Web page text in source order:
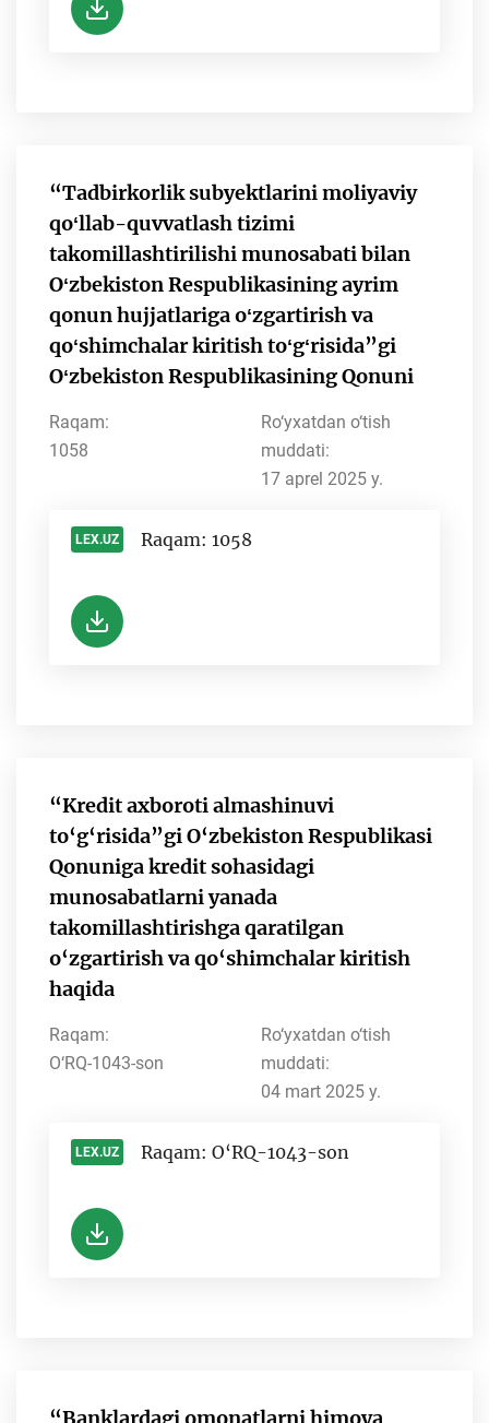
“Tadbirkorlik subyektlarini moliyaviy
qoʻllab-quvvatlash tizimi
takomillashtirilishi munosabati bilan
Oʻzbekiston Respublikasining ayrim
qonun hujjatlariga oʻzgartirish va
qoʻshimchalar kiritish toʻgʻrisida”gi
Oʻzbekiston Respublikasining Qonuni
Raqam:
1058
Ro‘yxatdan o‘tish
muddati:
17 aprel 2025 y.
LEX.UZ Raqam: 1058
“Kredit axboroti almashinuvi
to‘g‘risida”gi O‘zbekiston Respublikasi
Qonuniga kredit sohasidagi
munosabatlarni yanada
takomillashtirishga qaratilgan
o‘zgartirish va qo‘shimchalar kiritish
haqida
Raqam:
O‘RQ-1043-son
Ro‘yxatdan o‘tish
muddati:
04 mart 2025 y.
LEX.UZ Raqam: O‘RQ-1043-son